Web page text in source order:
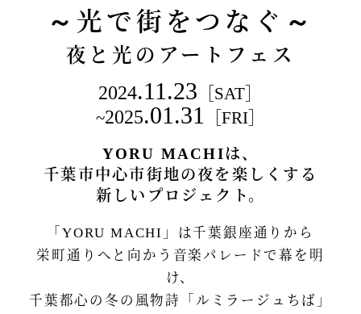
～光で街をつなぐ～
夜と光のアートフェス
2024.11.23 ［SAT］
~2025.01.31 ［FRI］
YORU MACHIは、
千葉市中心市街地の夜を楽しくする
新しいプロジェクト。
「YORU MACHI」は千葉銀座通りから
栄町通りへと向かう音楽パレードで幕を明
け、
千葉都心の冬の風物詩「ルミラージュちば」